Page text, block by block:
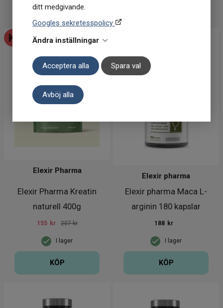
ditt medgivande.
Googles sekretesspolicy
Ändra inställningar
Acceptera alla Spara val
Avböj alla
KÖP
Elexir Pharma Kreatin
naturell 400g
Elexir Pharma
I lager
155 kr 207 kr
KÖP
Elexir pharma Maca L-
arginin 180 kapslar
Elexir pharma
I lager
188 kr
KÖP